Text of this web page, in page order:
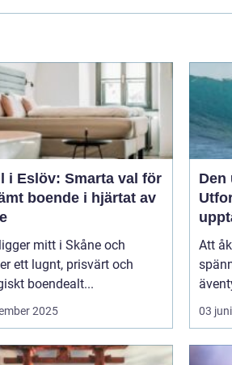
i Eslöv: Smarta val för
boende i hjärtat av
mitt i Skåne och
ett lugnt, prisvärt och
boendealt...
2025
Den
Att
03